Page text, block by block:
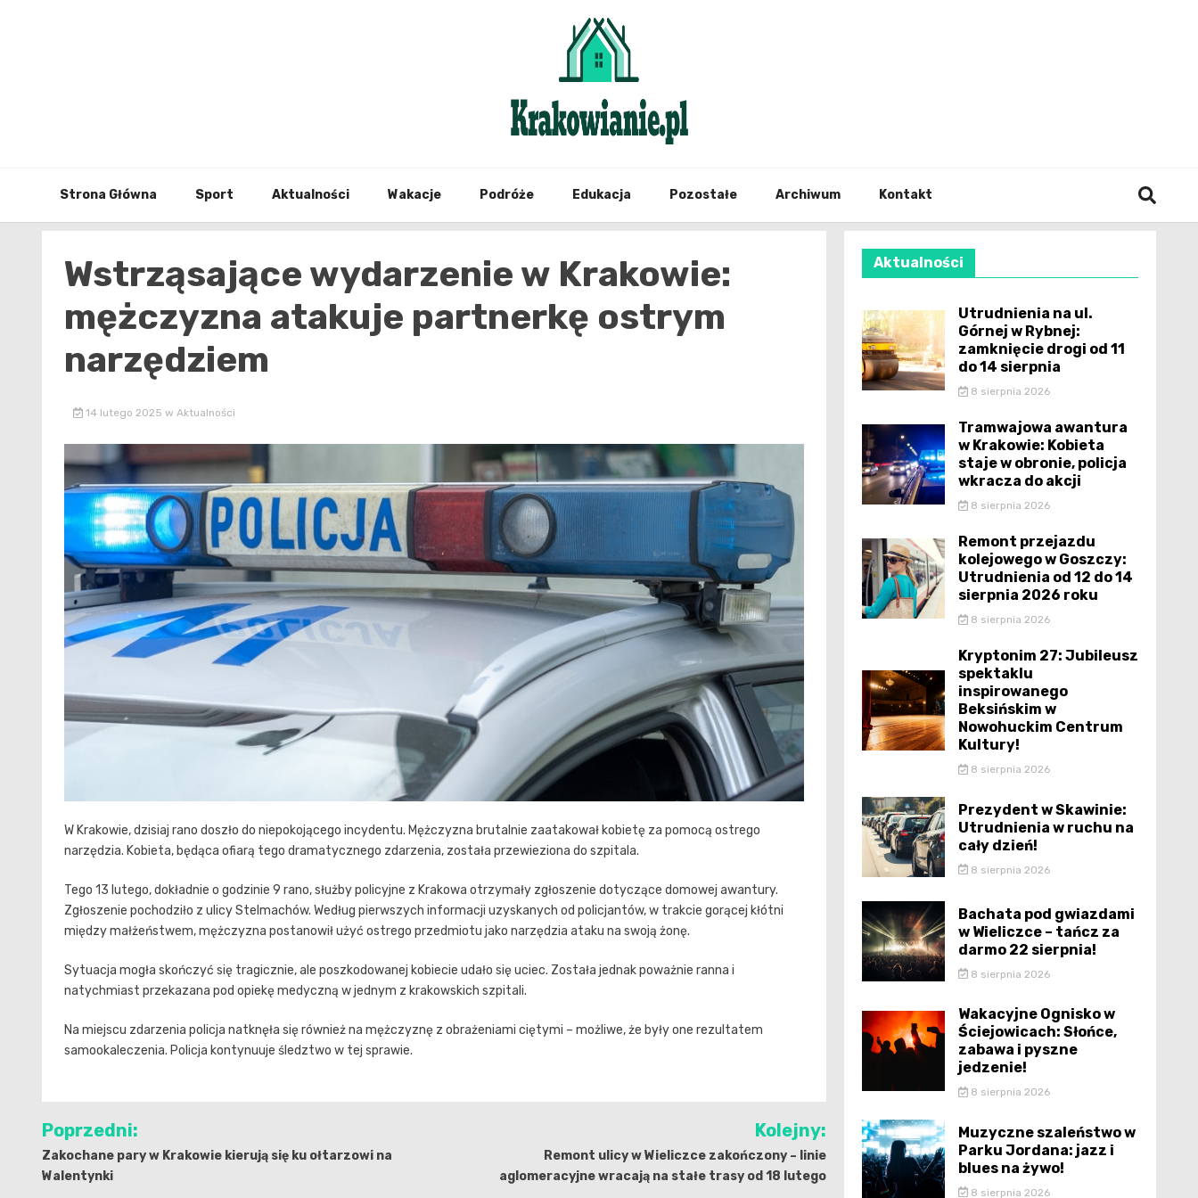
Strona Główna Sport Aktualności Wakacje Podróże Edukacja Pozostałe Archiwum Kontakt
Wstrząsające wydarzenie w Krakowie:
mężczyzna atakuje partnerkę ostrym
narzędziem
14 lutego 2025 w Aktualności
W Krakowie, dzisiaj rano doszło do niepokojącego incydentu. Mężczyzna brutalnie zaatakował kobietę za pomocą ostrego
narzędzia. Kobieta, będąca ofiarą tego dramatycznego zdarzenia, została przewieziona do szpitala.
Tego 13 lutego, dokładnie o godzinie 9 rano, służby policyjne z Krakowa otrzymały zgłoszenie dotyczące domowej awantury.
Zgłoszenie pochodziło z ulicy Stelmachów. Według pierwszych informacji uzyskanych od policjantów, w trakcie gorącej kłótni
między małżeństwem, mężczyzna postanowił użyć ostrego przedmiotu jako narzędzia ataku na swoją żonę.
Sytuacja mogła skończyć się tragicznie, ale poszkodowanej kobiecie udało się uciec. Została jednak poważnie ranna i
natychmiast przekazana pod opiekę medyczną w jednym z krakowskich szpitali.
Na miejscu zdarzenia policja natknęła się również na mężczyznę z obrażeniami ciętymi – możliwe, że były one rezultatem
samookaleczenia. Policja kontynuuje śledztwo w tej sprawie.
Nawigacja
wpisu
Poprzedni:
Zakochane pary w Krakowie kierują się ku ołtarzowi na
Walentynki
Kolejny:
Remont ulicy w Wieliczce zakończony – linie
aglomeracyjne wracają na stałe trasy od 18 lutego
Aktualności
Utrudnienia na ul.
Górnej w Rybnej:
zamknięcie drogi od 11
do 14 sierpnia
8 sierpnia 2026
Tramwajowa awantura
w Krakowie: Kobieta
staje w obronie, policja
wkracza do akcji
8 sierpnia 2026
Remont przejazdu
kolejowego w Goszczy:
Utrudnienia od 12 do 14
sierpnia 2026 roku
8 sierpnia 2026
Kryptonim 27: Jubileusz
spektaklu
inspirowanego
Beksińskim w
Nowohuckim Centrum
Kultury!
8 sierpnia 2026
Prezydent w Skawinie:
Utrudnienia w ruchu na
cały dzień!
8 sierpnia 2026
Bachata pod gwiazdami
w Wieliczce – tańcz za
darmo 22 sierpnia!
8 sierpnia 2026
Wakacyjne Ognisko w
Ściejowicach: Słońce,
zabawa i pyszne
jedzenie!
8 sierpnia 2026
Muzyczne szaleństwo w
Parku Jordana: jazz i
blues na żywo!
8 sierpnia 2026